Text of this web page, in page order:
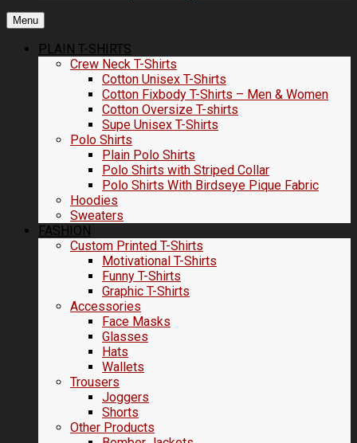
Menu
PLAIN T-SHIRTS
Crew Neck T-Shirts
Cotton Unisex T-Shirts
Cotton Fixbody T-Shirts – Men & Women
Cotton Oversize T-shirts
Supe Unisex T-Shirts
Polo Shirts
Plain Polo Shirts
Polo Shirts with Striped Collar
Polo Shirts With Birdseye Pique Fabric
Hoodies
Sweaters
FASHION
Custom Printed T-Shirts
Motivational T-Shirts
Funny T-Shirts
Graphic T-Shirts
Accessories
Face Masks
Glasses
Hats
Wallets
Trousers
Joggers
Shorts
Other Products